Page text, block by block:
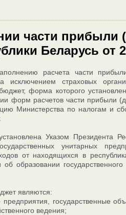
части прибыли
Беларусь от
расчета части прибыли
исключением страховых
форма которого
форм расчетов части прибыли
Министерства по налогам и
Указом Президента
унитарных
от находящихся в
образовании
являются:
государственные
ведения;